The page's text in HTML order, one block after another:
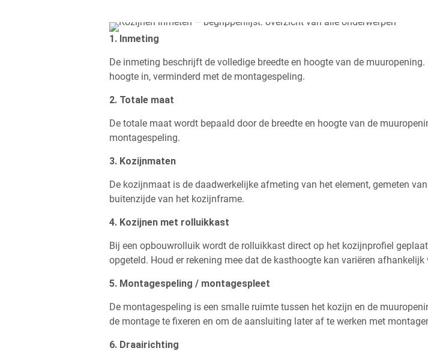
1. Inmeting
De inmeting beschrijft de volledige breedte en hoogte van de
hoogte in, verminderd met de montagespeling.
2. Totale maat
De totale maat wordt bepaald door de breedte en hoogte van de
montagespeling.
3. Kozijnmaten
De kozijnmaat is de daadwerkelijke afmeting van het element, gemeten
buitenzijde van het kozijnframe.
4. Kozijnen met rolluikkast
Bij een opbouwrolluik wordt de rolluikkast direct op het kozijnprofiel
opgeteld. Houd er rekening mee dat de kasthoogte kan variëren
5. Montagespeling / montagespleet
De montagespeling is een smalle ruimte tussen het kozijn en de
de montage te fixeren en om de aansluiting later af te werken met
6. Draairichting